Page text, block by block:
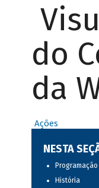
do
da
Ações
NESTA
Programação
História